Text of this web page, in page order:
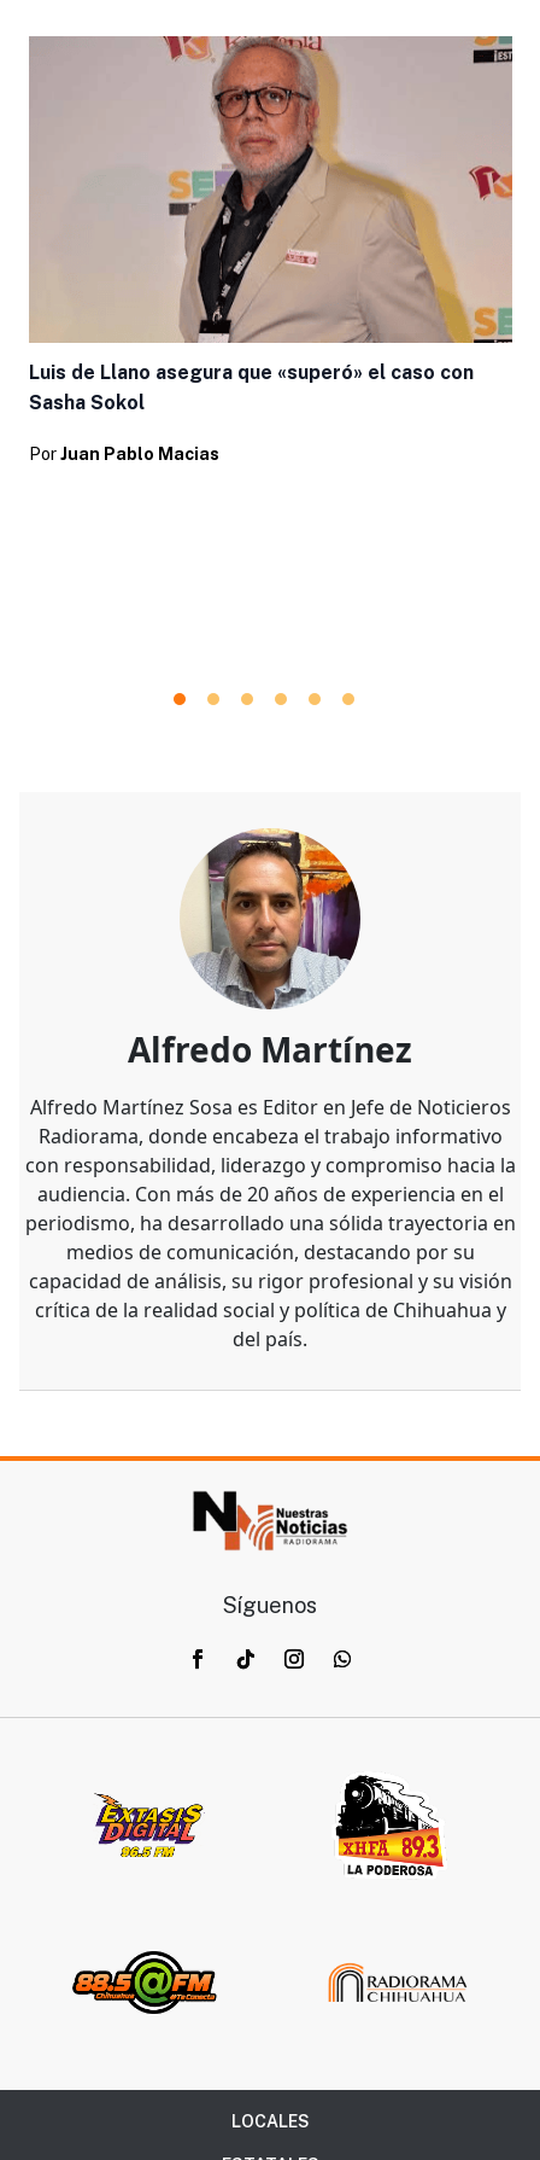
Luis de Llano asegura que «superó» el caso con
Sasha Sokol
Por Juan Pablo Macias
Alfredo Martínez
Alfredo Martínez Sosa es Editor en Jefe de Noticieros
Radiorama, donde encabeza el trabajo informativo
con responsabilidad, liderazgo y compromiso hacia la
audiencia. Con más de 20 años de experiencia en el
periodismo, ha desarrollado una sólida trayectoria en
medios de comunicación, destacando por su
capacidad de análisis, su rigor profesional y su visión
crítica de la realidad social y política de Chihuahua y
del país.
Síguenos
LOCALES